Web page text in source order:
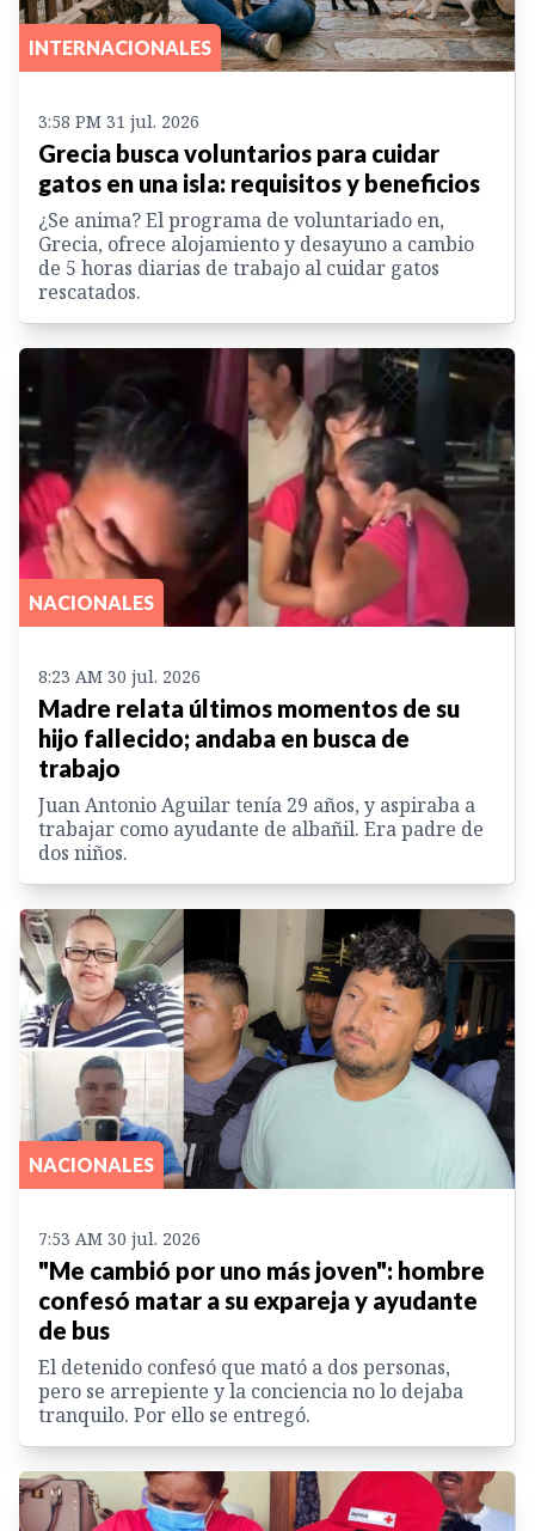
INTERNACIONALES
3:58 PM 31 jul. 2026
Grecia busca voluntarios para cuidar
gatos en una isla: requisitos y beneficios
¿Se anima? El programa de voluntariado en,
Grecia, ofrece alojamiento y desayuno a cambio
de 5 horas diarias de trabajo al cuidar gatos
rescatados.
NACIONALES
8:23 AM 30 jul. 2026
Madre relata últimos momentos de su
hijo fallecido; andaba en busca de
trabajo
Juan Antonio Aguilar tenía 29 años, y aspiraba a
trabajar como ayudante de albañil. Era padre de
dos niños.
NACIONALES
7:53 AM 30 jul. 2026
"Me cambió por uno más joven": hombre
confesó matar a su expareja y ayudante
de bus
El detenido confesó que mató a dos personas,
pero se arrepiente y la conciencia no lo dejaba
tranquilo. Por ello se entregó.